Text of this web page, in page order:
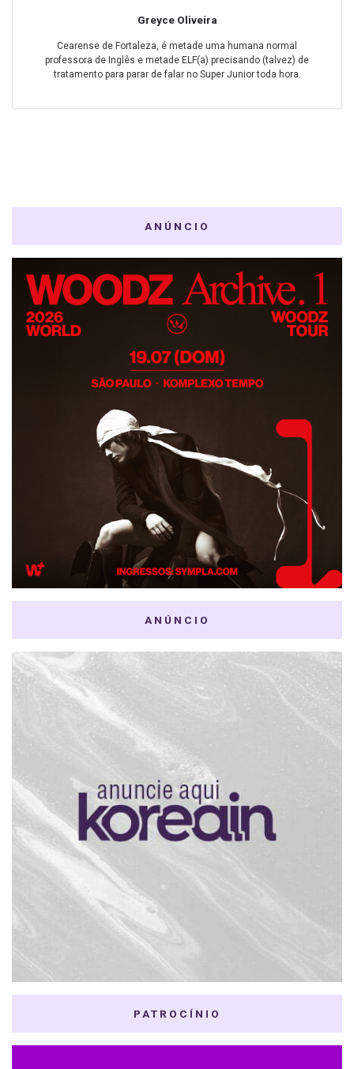
Greyce Oliveira
Cearense de Fortaleza, é metade uma humana normal
professora de Inglês e metade ELF(a) precisando (talvez) de
tratamento para parar de falar no Super Junior toda hora.
ANÚNCIO
ANÚNCIO
PATROCÍNIO